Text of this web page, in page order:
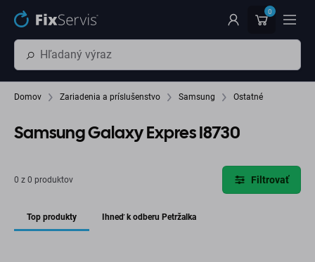
Preskočiť na hlavný obsah 0
Domov Zariadenia a príslušenstvo Samsung Ostatné
Samsung Galaxy Expres I8730
0 z 0 produktov Filtrovať
Top produkty Ihneď k odberu Petržalka